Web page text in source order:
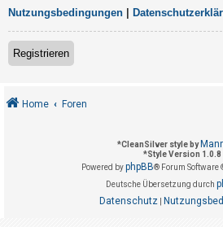
U
n
e
Nutzungsbedingungen
Registrieren
Home Foren
*CleanSilver style by
*Style Version 1.0.8
Powered byphpBB® Forum Software
Deutsche Übersetzung durch
Datenschutz|